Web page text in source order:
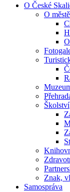
O České
O městě
Školství
Znak,
Samospráva